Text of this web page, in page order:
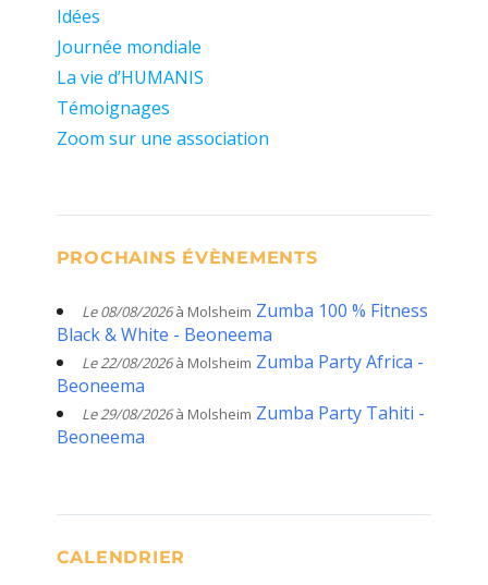
Idées
Journée mondiale
La vie d’HUMANIS
Témoignages
Zoom sur une association
PROCHAINS ÉVÈNEMENTS
Le 08/08/2026à Molsheim Zumba 100 % Fitness
Black & White - Beoneema
Le 22/08/2026à Molsheim Zumba Party Africa -
Beoneema
Le 29/08/2026à Molsheim Zumba Party Tahiti -
Beoneema
CALENDRIER